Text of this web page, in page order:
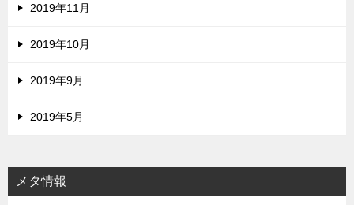
2019年11月
2019年10月
2019年9月
2019年5月
メタ情報